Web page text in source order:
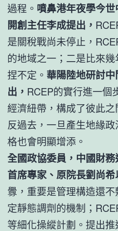
過程。 噴鼻港年夜學今
開創主任李成提出，
是關稅戰尚未停止，
的地域之一；二是比來
捏不定。 華陽陸地研討
出， RCEP的實行進一個
經濟紐帶，構成了彼此之
反過去，一旦產生地緣
格也會明顯增添。
全國政協委員，中國財
首席專家、原院長劉尚希
釁，重要是管理構造還
定靜態調劑的機制；
等細化操縱計劃。提出